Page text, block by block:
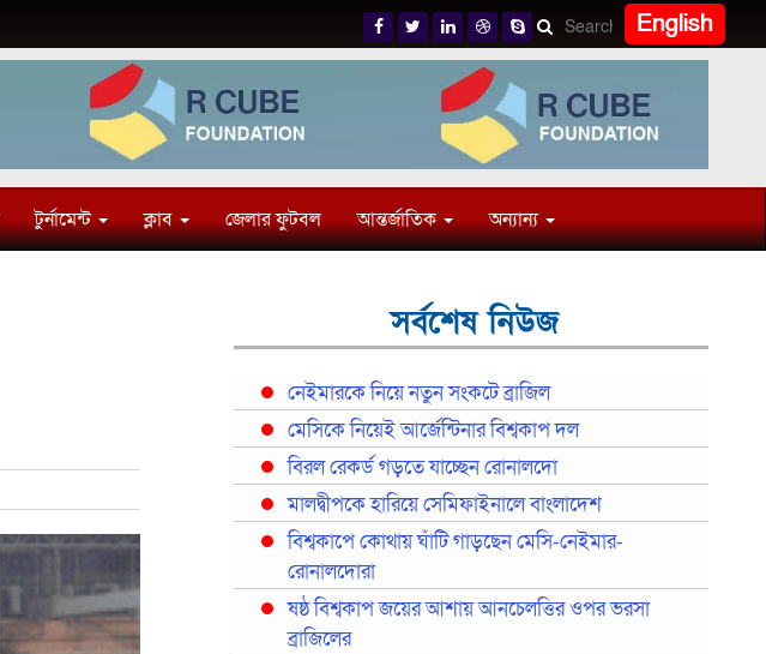
English
টুর্নামেন্ট ক্লাব জেলার ফুটবল আন্তর্জাতিক অন্যান্য
সর্বশেষ নিউজ
নেইমারকে নিয়ে নতুন সংকটে ব্রাজিল
মেসিকে নিয়েই আর্জেন্টিনার বিশ্বকাপ দল
বিরল রেকর্ড গড়তে যাচ্ছেন রোনালদো
মালদ্বীপকে হারিয়ে সেমিফাইনালে বাংলাদেশ
বিশ্বকাপে কোথায় ঘাঁটি গাড়ছেন মেসি-নেইমার-
রোনালদোরা
ষষ্ঠ বিশ্বকাপ জয়ের আশায় আনচেলত্তির ওপর ভরসা
ব্রাজিলের